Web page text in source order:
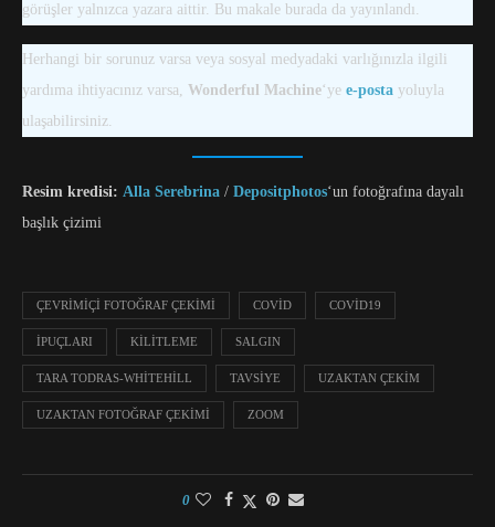
görüşler yalnızca yazara aittir. Bu makale burada da yayınlandı.
Herhangi bir sorunuz varsa veya sosyal medyadaki varlığınızla ilgili
yardıma ihtiyacınız varsa, Wonderful Machine‘ye e-posta yoluyla
ulaşabilirsiniz.
Resim kredisi: Alla Serebrina / Depositphotos‘un fotoğrafına dayalı
başlık çizimi
ÇEVRIMIÇI FOTOĞRAF ÇEKIMI COVID COVID19
İPUÇLARI KILITLEME SALGIN
TARA TODRAS-WHITEHILL TAVSIYE UZAKTAN ÇEKIM
UZAKTAN FOTOĞRAF ÇEKIMI ZOOM
0